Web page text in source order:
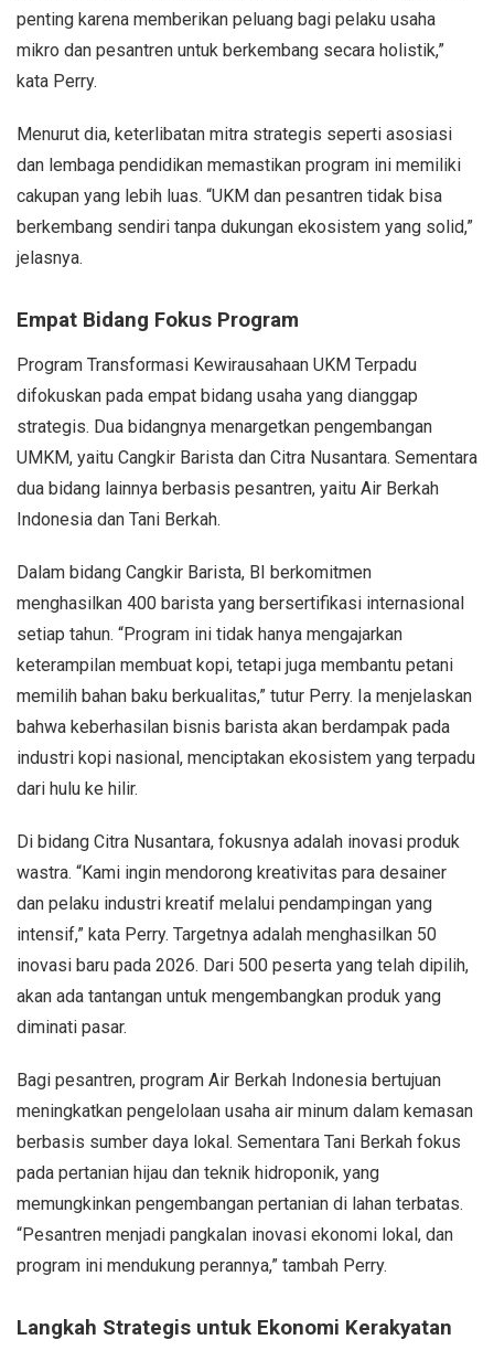
penting karena memberikan peluang bagi pelaku usaha
mikro dan pesantren untuk berkembang secara holistik,”
kata Perry.
Menurut dia, keterlibatan mitra strategis seperti asosiasi
dan lembaga pendidikan memastikan program ini memiliki
cakupan yang lebih luas. “UKM dan pesantren tidak bisa
berkembang sendiri tanpa dukungan ekosistem yang solid,”
jelasnya.
Empat Bidang Fokus Program
Program Transformasi Kewirausahaan UKM Terpadu
difokuskan pada empat bidang usaha yang dianggap
strategis. Dua bidangnya menargetkan pengembangan
UMKM, yaitu Cangkir Barista dan Citra Nusantara. Sementara
dua bidang lainnya berbasis pesantren, yaitu Air Berkah
Indonesia dan Tani Berkah.
Dalam bidang Cangkir Barista, BI berkomitmen
menghasilkan 400 barista yang bersertifikasi internasional
setiap tahun. “Program ini tidak hanya mengajarkan
keterampilan membuat kopi, tetapi juga membantu petani
memilih bahan baku berkualitas,” tutur Perry. Ia menjelaskan
bahwa keberhasilan bisnis barista akan berdampak pada
industri kopi nasional, menciptakan ekosistem yang terpadu
dari hulu ke hilir.
Di bidang Citra Nusantara, fokusnya adalah inovasi produk
wastra. “Kami ingin mendorong kreativitas para desainer
dan pelaku industri kreatif melalui pendampingan yang
intensif,” kata Perry. Targetnya adalah menghasilkan 50
inovasi baru pada 2026. Dari 500 peserta yang telah dipilih,
akan ada tantangan untuk mengembangkan produk yang
diminati pasar.
Bagi pesantren, program Air Berkah Indonesia bertujuan
meningkatkan pengelolaan usaha air minum dalam kemasan
berbasis sumber daya lokal. Sementara Tani Berkah fokus
pada pertanian hijau dan teknik hidroponik, yang
memungkinkan pengembangan pertanian di lahan terbatas.
“Pesantren menjadi pangkalan inovasi ekonomi lokal, dan
program ini mendukung perannya,” tambah Perry.
Langkah Strategis untuk Ekonomi Kerakyatan